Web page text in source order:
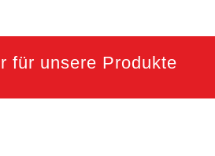
für unsere Produkte